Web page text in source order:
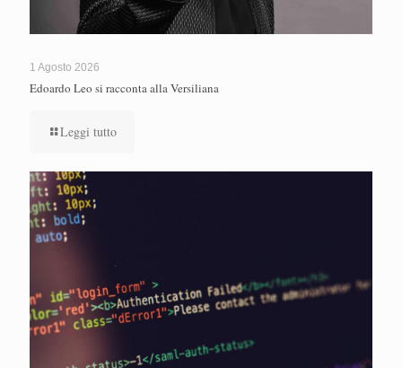
1 Agosto 2026
Edoardo Leo si racconta alla Versiliana
Leggi tutto